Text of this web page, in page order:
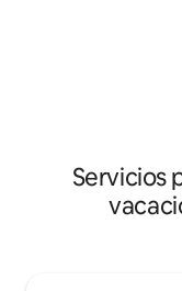
Servicios